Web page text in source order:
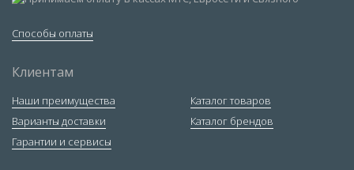
Способы оплаты
Клиентам
Наши преимущества
Варианты доставки
Гарантии и сервисы
Каталог товаров
Каталог брендов